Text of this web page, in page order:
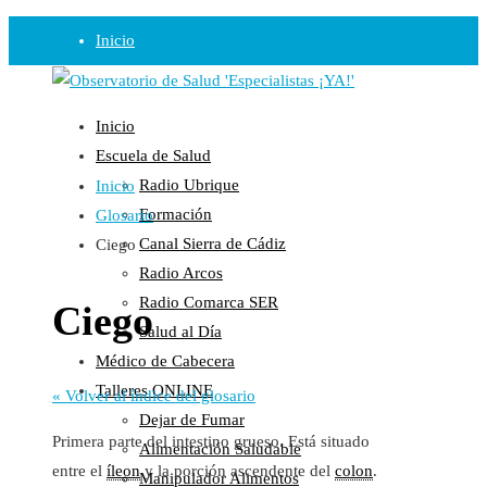
Inicio
Observatorio
Opinión
Radio
Guadalinfo Salud
Radio Guadalete
COPE Pontevedra
Salud en Radio Ubrique
Salud en Verano
Plataforma
Manifiestos
Comunicados
En nuestra Web
Inicio
Escuela de Salud
Radio Ubrique
Formación
Canal Sierra de Cádiz
Radio Arcos
Radio Comarca SER
Salud al Día
Médico de Cabecera
Talleres ONLINE
Dejar de Fumar
Alimentación Saludable
Manipulador Alimentos
Inicio
Glosario
Ciego
Ciego
« Volver al índice del glosario
Primera parte del intestino grueso. Está situado
entre el íleony la porción ascendente del colon.